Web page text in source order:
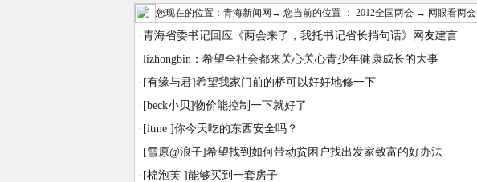
您现在的位置： 青海新闻网 → 您当前的位置 ： 2012全国两会 → 网眼看两会
·青海省委书记回应《两会来了，我托书记省长捎句话》网友建言
·lizhongbin：希望全社会都来关心关心青少年健康成长的大事
· [有缘与君]希望我家门前的桥可以好好地修一下
· [beck小贝]物价能控制一下就好了
· [itme ]你今天吃的东西安全吗？
· [雪原@浪子]希望找到如何带动贫困户找出发家致富的好办法
· [棉泡芙 ]能够买到一套房子